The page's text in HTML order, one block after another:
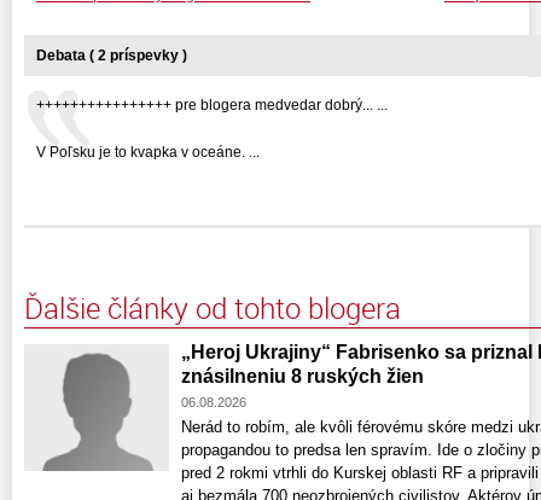
Debata ( 2 príspevky )
++++++++++++++++ pre blogera medvedar dobrý... ...
V Poľsku je to kvapka v oceáne. ...
Ďalšie články od tohto blogera
„Heroj Ukrajiny“ Fabrisenko sa priznal
znásilneniu 8 ruských žien
06.08.2026
Nerád to robím, ale kvôli férovému skóre medzi
propagandou to predsa len spravím. Ide o zločiny
pred 2 rokmi vtrhli do Kurskej oblasti RF a
aj bezmála 700 neozbrojených civilistov. Aktérov